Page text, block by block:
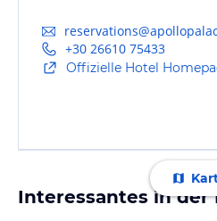
+30 26610 75433
Offizielle Hotel
Interessantes in der